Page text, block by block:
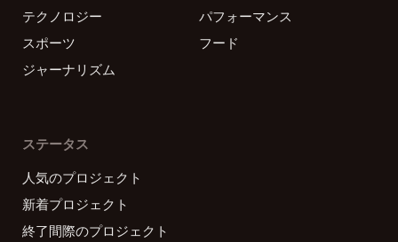
テクノロジー
パフォーマンス
スポーツ
フード
ジャーナリズム
ステータス
人気のプロジェクト
新着プロジェクト
終了間際のプロジェクト